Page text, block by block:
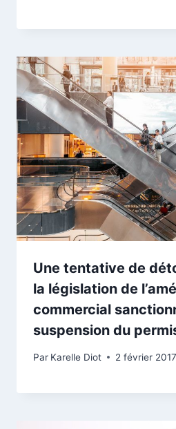
Une tentative de
la législation de
commercial
suspension du
Par Karelle Diot 2 février 2017